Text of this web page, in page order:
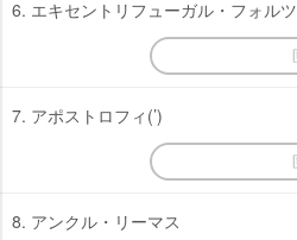
6. エキセントリフューガル・フォルツ
7. アポストロフィ(’)
8. アンクル・リーマス